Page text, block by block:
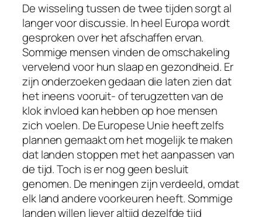
De wisseling tussen de twee tijden sorgt al
langer voor discussie. In heel Europa wordt
gesproken over het afschaffen ervan.
Sommige mensen vinden de omschakeling
vervelend voor hun slaap en gezondheid. Er
zijn onderzoeken gedaan die laten zien dat
het ineens vooruit- of terugzetten van de
klok invloed kan hebben op hoe mensen
zich voelen. De Europese Unie heeft zelfs
plannen gemaakt om het mogelijk te maken
dat landen stoppen met het aanpassen van
de tijd. Toch is er nog geen besluit
genomen. De meningen zijn verdeeld, omdat
elk land andere voorkeuren heeft. Sommige
landen willen liever altijd dezelfde tijd